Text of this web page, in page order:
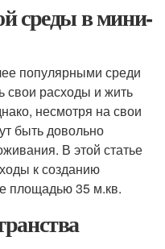
среды в мини-
популярными среди
свои расходы и жить
несмотря на свои
быть довольно
В этой статье
к созданию
площадью 35 м.кв.